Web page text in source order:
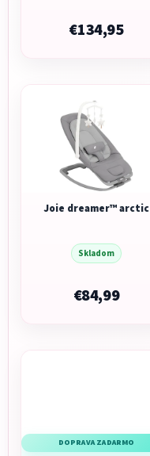
€134,95
Joie dreamer™ arctic
Skladom
€84,99
DOPRAVA ZADARMO